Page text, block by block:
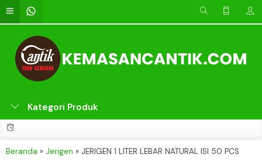
Kategori Produk
Beranda » Jerigen » JERIGEN 1 LITER LEBAR NATURAL ISI 50 PCS